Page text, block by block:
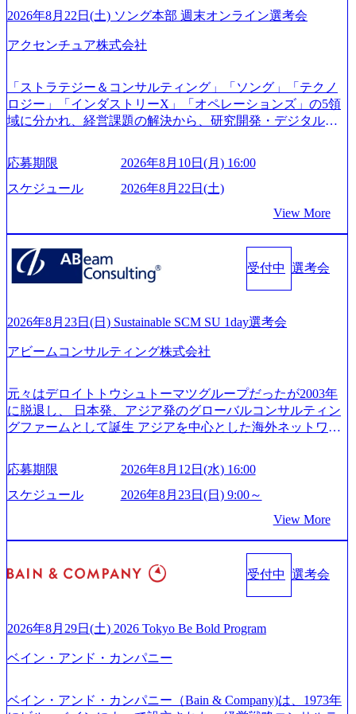
「外国人留学生等受入環境整備事業委託業務」を受託 (http
s://prtimes.jp/main/html/rd/p/000000612.000010591.html) レバレ
ジーズ、モチベーション管理システム「NALYSYS」リリー
m/@leveragesCh) レバレジーズで活躍するメンバー紹介！〜
管理職種編 〜 (https://www.youtube.com/watch?v=RETwZKac2
UI) レバレジーズで活躍するメンバー紹介！〜 営業職種編
来黒字を維持し、急成長中でありながら安定した事業を展
円を目指す日本にもなかなかないメガベンチャー。創業か
ら黒字経営。年間130%成長 https://storage.googleapis.com/our-
527843-d227-4df8-b86c-5587f843fdf6_1200x471.webp https://stor
age.googleapis.com/our-vision-production.appspot.com/public/imag
es/20251030164946_dc0888f6-0539-4887-84d7-34c8d8544226_1
200x666.webp 年間100億円規模の投資の元、10以上もの新規
能 社内転職が活発であり、多様なスキルを1社で身に着ける
ことが可能 事業開発・運用を内包かする「オールインハウ
ス」型の組織体。社内スカウトや社内公募制度を用いて主
165942_70f09968-1b27-43e6-b849-1cd107c4f488_1200x698.web
p ## 働き方／WLB／待遇 内装8億円超のかっこいいオフィ
スがあり、 働き甲斐のあるランキング、新卒注目ランキン
ため事業創造の自由度が高く、赤字事業でも投資して長期
的な成長を若手に任せられる環境 対面でのコミュニケーシ
ョンメリットを重視するため出社勤務。1日の労働時間平均
9.2時間、有休消化率81%(2024年度の年間データ、エンジニ
ア組織） 2026年8月22日(土) 10:00～最長16:00 2026年8月10
日(月) 16:00 ※応募者が定員を上回る場合は、厳正なる審査
の上参加者を決定させていただきます。ご了承ください。
● 当日の流れ 受付 → 会社説明会 → 面接(会社説明会終了
後、随時ご案内) ※全てリモートにて実施します。 ※参加
通常の選考フローと異なり、事前に適性検査をご受検いた
ションサーチになります。 ご経験やスキル、そして適性や
きます。 ※本求人はレバテック株式会社の雇用となりま
2026年8月22日(土) ソング本部 週末オンライン選考会
アクセンチュア株式会社
「ストラテジー＆コンサルティング」「ソング」「テクノ
ロジー」「インダストリーX」「オペレーションズ」の5領
域に分かれ、経営課題の解決から、研究開発・デジタル・
グ領域からその実行的側面であるITサービスの提供まで一
貫して支援する総合系・IT系ファームである あらゆる産業
において非常に良質な顧客基盤を築いており、Fortune Globa
手掛けたプロジェクトは「ファーストリテイリングにおけ
るグローバル化」「資生堂グループのDX化支援」「ヴィヴ
ィアン・ウエストウッドの製品開発」など多岐にわたる コ
ンサルティング活動のみならず、2021年にはKDDIと合弁会
社「ARISE analytics」を設立し、人工知能とデータアナリテ
ジタル人材育成の支援も盛んに行う 採用資料 (https://www.ac
2/Accenture-Recruiting-Brochure.pdf#zoom=50) 女性の活躍につ
rs/corporate/document/women-brochure.pdf#zoom=50) 社員発信
のキャリアブログ (https://www.accenture.com/jp-ja/blogs/japan-
careers-blog) 江川社長が語る「105点経営」 (https://business.ni
kkei.com/atcl/gen/19/00604/021600008/) 規模拡大で成功する理
6218) 大手広告代理店出身者などマーケティングのトップ人
材が集結するワケ (https://markezine.jp/article/detail/45446) エン
ジニアからコンサルタントへ。会社に入って、何が変わっ
た？ (https://www.businessinsider.jp/post-288838) プラダ：ラグ
ジュアリー製品のパーソナライゼーション (https://www.acce
nture.com/jp-ja/case-studies/song/prada-luxury-product-customizati
on) 大正製薬：ITカーブアウト支援 (https://www.accenture.co
m/jp-ja/case-studies/consulting/taisho-pharmaceutical)（ストラテ
ジー & コンサルティング） ソフトバンク：初のオンライン
s://www.accenture.com/jp-ja/case-studies/communications-media/so
する「保安ネット」を構築。省庁DXの先進事例を実現 (http
ry-safety-network)（公共サービス） カルビー：SAP HANAの
応募期限
2026年8月10日(月) 16:00
スケジュール
2026年8月22日(土)
View More
受付中 選考会
2026年8月23日(日) Sustainable SCM SU 1day選考会
アビームコンサルティング株式会社
元々はデロイトトウシュトーマツグループだったが2003年
に脱退し、 日本発、アジア発のグローバルコンサルティン
グファームとして誕生 アジアを中心とした海外ネットワー
供している日系最大級の総合コンサルティングファーム
『Build Beyond As One ®.』をブランドメッセージに掲げ、
企業や組織の変革を通じて社会や産業の課題を解決し、未
確実な実現と社会的価値及び経済的価値の追求にも貢献 NE
Cとの戦略的資本提携も実現して、現在はNECのグループ会
社であり、戦略、業務改革、IT、組織・人事、アウトソー
シングなどの専門知識と、豊富な経験を持つ約6,000名を超
えるプロフェッショナルを有する 金融、製造、流通、エネ
トとしている SAP領域においては日本市場No.1を誇り、全
定コンサルタント資格を取得している また、日本国内企業
資格も保有、さまざまな業界・業種でのプロジェクト実績
応募期限
2026年8月12日(水) 16:00
スケジュール
2026年8月23日(日) 9:00～
View More
受付中 選考会
2026年8月29日(土) 2026 Tokyo Be Bold Program
ベイン・アンド・カンパニー
ベイン・アンド・カンパニー（Bain & Company)は、1973年